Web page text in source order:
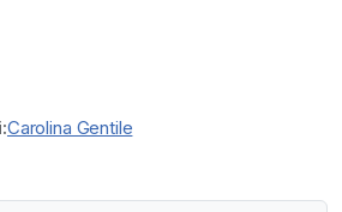
Carolina Gentile